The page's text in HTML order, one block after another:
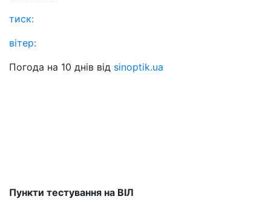
тиск:
вітер:
Погода на 10 днів від sinoptik.ua
Пункти тестування на ВІЛ